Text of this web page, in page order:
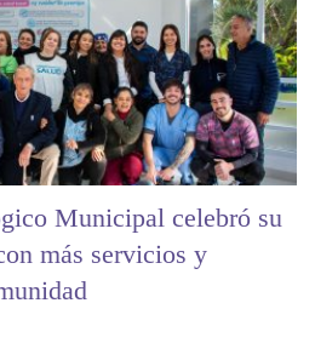
Municipal celebró su
más servicios y